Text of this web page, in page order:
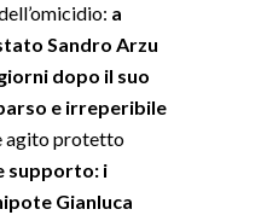
a
Sandro Arzu
dopo il suo
e irreperibile
agito protetto
supporto: i
Gianluca